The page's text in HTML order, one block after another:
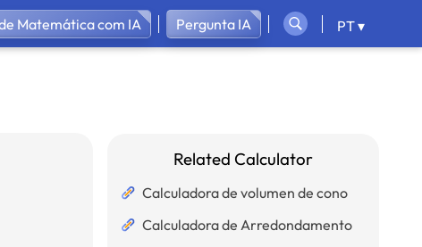
Matemática com IA Pergunta IA PT ▾
Related Calculator
Calculadora de volumen de cono
Calculadora de Arredondamento